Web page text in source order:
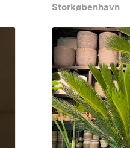
Storkøbenhavn